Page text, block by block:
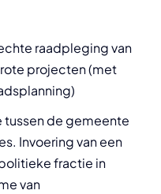
raadpleging van
projecten (met
de gemeente
Invoering van een
fractie in
van